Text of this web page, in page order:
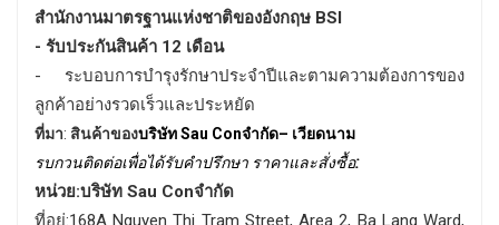
สำนักงานมาตรฐานแห่งชาติของอังกฤษ BSI
- รับประกันสินค้า 12 เดือน
- ระบอบการบำรุงรักษาประจำปีและตามความต้องการของ
ลูกค้าอย่างรวดเร็วและประหยัด
ที่มา: สินค้าของบริษัทSau Conจำกัด– เวียดนาม
รบกวนติดต่อเพื่อได้รับคำปรึกษา ราคาและสั่งซื้อ:
หน่วย:บริษัท Sau Conจำกัด
ที่อยู่:168A Nguyen Thi Tram Street, Area 2, Ba Lang Ward,